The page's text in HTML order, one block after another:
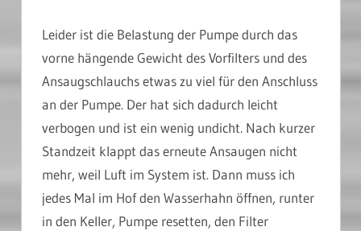
Leider ist die Belastung der Pumpe durch das
vorne hängende Gewicht des Vorfilters und des
Ansaugschlauchs etwas zu viel für den Anschluss
an der Pumpe. Der hat sich dadurch leicht
verbogen und ist ein wenig undicht. Nach kurzer
Standzeit klappt das erneute Ansaugen nicht
mehr, weil Luft im System ist. Dann muss ich
jedes Mal im Hof den Wasserhahn öffnen, runter
in den Keller, Pumpe resetten, den Filter